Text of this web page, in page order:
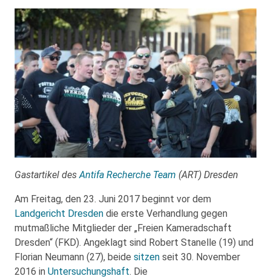
Gastartikel desAntifa Recherche Team (ART) Dresden
Am Freitag, den 23. Juni 2017 beginnt vor dem
Landgericht Dresden die erste Verhandlung gegen
mutmaßliche Mitglieder der „Freien Kameradschaft
Dresden“ (FKD). Angeklagt sind Robert Stanelle (19) und
Florian Neumann (27), beide sitzen seit 30. November
2016 in Untersuchungshaft. Die